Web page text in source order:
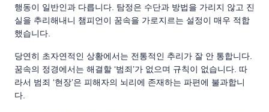
행동이 일반인과 다릅니다. 탐정은 수단과 방법을 가리지 않고 진
실을 추리해내니 챔피언이 꿈속을 가로지르는 설정이 매우 적합
했습니다.
당연히 초자연적인 상황에서는 전통적인 추리가 잘 안 통합니다.
꿈속의 정경에서는 해결할 ‘범죄’가 없으며 규칙이 없습니다. 따
라서 범죄 ‘현장’은 피해자의 뇌리에 존재하는 파편에 불과합니
다.